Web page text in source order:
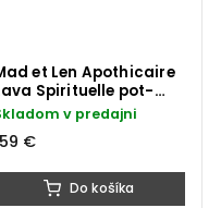
et Len Apothicaire
Spirituelle pot-
difuzér 16 cm
v predajni
€
Do košíka